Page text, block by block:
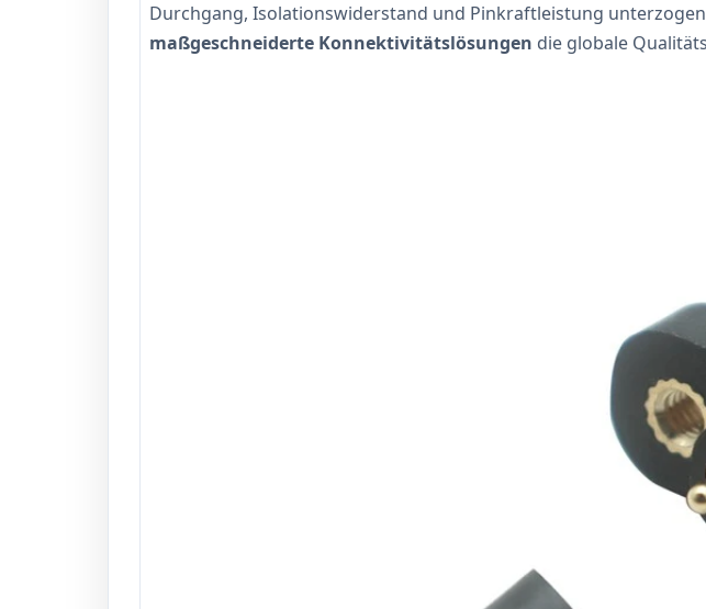
Durchgang, Isolationswiderstand und Pinkraftleistung
maßgeschneiderte Konnektivitätslösungen die globale